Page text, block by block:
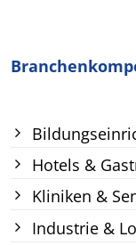
Hotels &
Kliniken &
Industrie &